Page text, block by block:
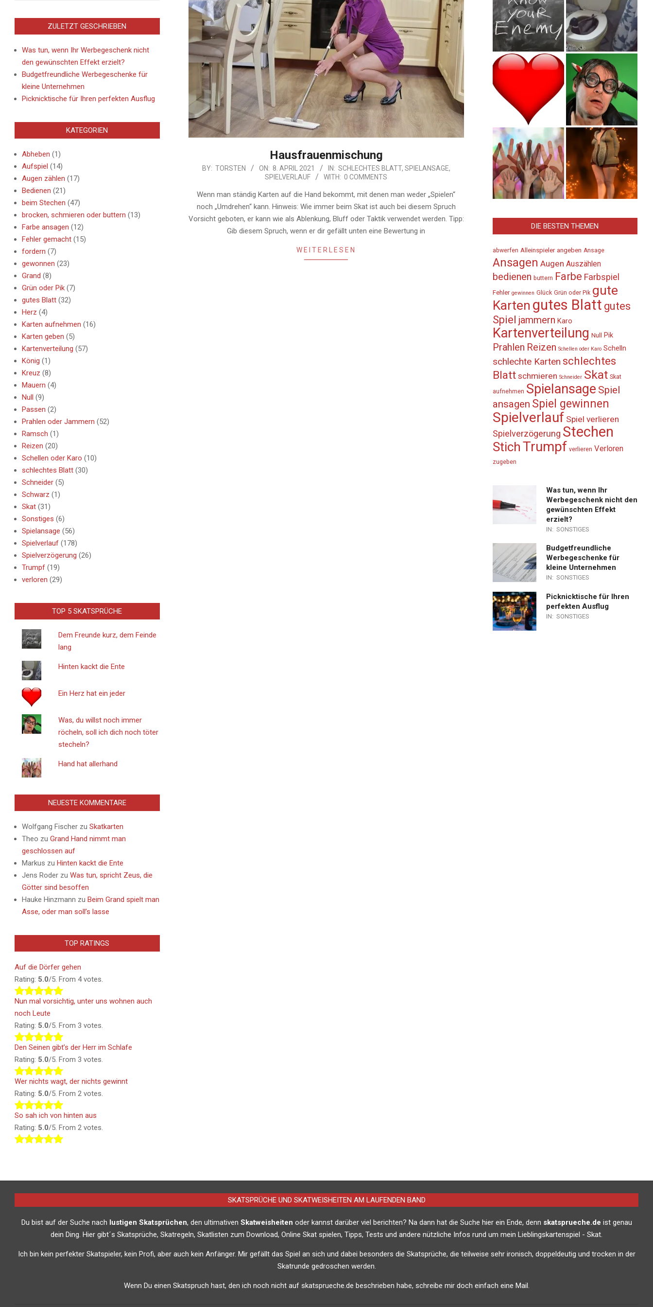
Hausfrauenmischung
2021-BY: TORSTEN ON: 8. APRIL 2021 IN: SCHLECHTES BLATT, SPIELANSAGE,
SPIELVERLAUF
WITH: 0 COMMENTS
Wenn man ständig Karten auf die Hand bekommt, mit denen man weder „Spielen“
noch „Umdrehen“ kann. Hinweis: Wie immer beim Skat ist auch bei diesem Spruch
Vorsicht geboten, er kann wie als Ablenkung, Bluff oder Taktik verwendet werden. Tipp:
Gib diesem Spruch, wenn er dir gefällt unten eine Bewertung in
WEITERLESEN
ZULETZT GESCHRIEBEN
Was tun, wenn Ihr Werbegeschenk nicht
den gewünschten Effekt erzielt?
Budgetfreundliche Werbegeschenke für
kleine Unternehmen
Picknicktische für Ihren perfekten Ausflug
KATEGORIEN
Abheben (1)
Aufspiel (14)
Augen zählen (17)
Bedienen (21)
beim Stechen (47)
brocken, schmieren oder buttern (13)
Farbe ansagen (12)
Fehler gemacht (15)
fordern (7)
gewonnen (23)
Grand (8)
Grün oder Pik (7)
gutes Blatt (32)
Herz (4)
Karten aufnehmen (16)
Karten geben (5)
Kartenverteilung (57)
König (1)
Kreuz (8)
Mauern (4)
Null (9)
Passen (2)
Prahlen oder Jammern (52)
Ramsch (1)
Reizen (20)
Schellen oder Karo (10)
schlechtes Blatt (30)
Schneider (5)
Schwarz (1)
Skat (31)
Sonstiges (6)
Spielansage (56)
Spielverlauf (178)
Spielverzögerung (26)
Trumpf (19)
verloren (29)
TOP 5 SKATSPRÜCHE
Dem Freunde kurz, dem Feinde
lang
Hinten kackt die Ente
Ein Herz hat ein jeder
Was, du willst noch immer
röcheln, soll ich dich noch töter
stecheln?
Hand hat allerhand
NEUESTE KOMMENTARE
Wolfgang Fischer zu Skatkarten
Theo zu Grand Hand nimmt man
geschlossen auf
Markus zu Hinten kackt die Ente
Jens Roder zu Was tun, spricht Zeus, die
Götter sind besoffen
Hauke Hinzmann zu Beim Grand spielt man
Asse, oder man soll’s lasse
TOP RATINGS
Auf die Dörfer gehen
Rating: 5.0/5. From 4 votes.
Nun mal vorsichtig, unter uns wohnen auch
noch Leute
Rating: 5.0/5. From 3 votes.
Den Seinen gibt’s der Herr im Schlafe
Rating: 5.0/5. From 3 votes.
Wer nichts wagt, der nichts gewinnt
Rating: 5.0/5. From 2 votes.
So sah ich von hinten aus
Rating: 5.0/5. From 2 votes.
DIE BESTEN THEMEN
abwerfen Alleinspieler angeben Ansage
Ansagen Augen Auszählen
bedienen buttern Farbe Farbspiel
Fehler gewinnen Glück Grün oder Pik gute
Karten gutes Blatt gutes
Spiel jammern Karo
Kartenverteilung Null Pik
Prahlen Reizen Schellen oder Karo Schelln
schlechte Karten schlechtes
Blatt schmieren Schneider Skat Skat
aufnehmen Spielansage Spiel
ansagen Spiel gewinnen
Spielverlauf Spiel verlieren
Spielverzögerung Stechen
Stich Trumpf verlieren Verloren
zugeben
Was tun, wenn Ihr
Werbegeschenk nicht den
gewünschten Effekt
erzielt?
IN: SONSTIGES
Budgetfreundliche
Werbegeschenke für
kleine Unternehmen
IN: SONSTIGES
Picknicktische für Ihren
perfekten Ausflug
IN: SONSTIGES
SKATSPRÜCHE UND SKATWEISHEITEN AM LAUFENDEN BAND
Du bist auf der Suche nach lustigen Skatsprüchen, den ultimativen Skatweisheiten oder kannst darüber viel berichten? Na dann hat die Suche hier ein Ende, denn skatsprueche.de ist genau
dein Ding. Hier gibt´s Skatsprüche, Skatregeln, Skatlisten zum Download, Online Skat spielen, Tipps, Tests und andere nützliche Infos rund um mein Lieblingskartenspiel - Skat.
Ich bin kein perfekter Skatspieler, kein Profi, aber auch kein Anfänger. Mir gefällt das Spiel an sich und dabei besonders die Skatsprüche, die teilweise sehr ironisch, doppeldeutig und trocken in der
Skatrunde gedroschen werden.
Wenn Du einen Skatspruch hast, den ich noch nicht auf skatsprueche.de beschrieben habe, schreibe mir doch einfach eine Mail.